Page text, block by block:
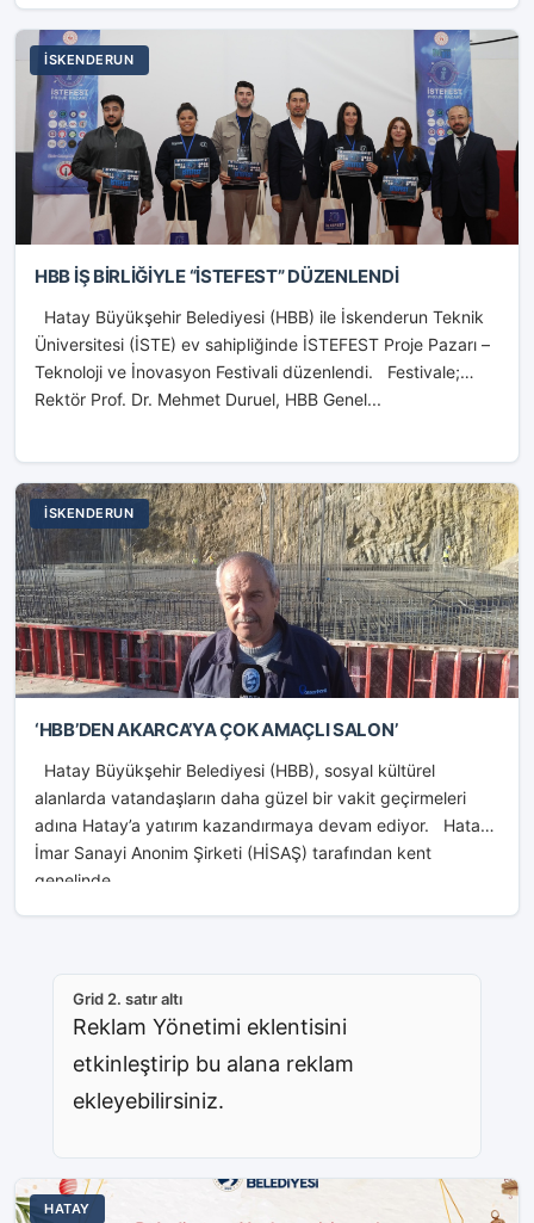
İSKENDERUN
HBB İŞ BİRLİĞİYLE “İSTEFEST” DÜZENLENDİ
Hatay Büyükşehir Belediyesi (HBB) ile İskenderun Teknik
Üniversitesi (İSTE) ev sahipliğinde İSTEFEST Proje Pazarı –
Teknoloji ve İnovasyon Festivali düzenlendi. Festivale;
Rektör Prof. Dr. Mehmet Duruel, HBB Genel...
İSKENDERUN
‘HBB’DEN AKARCA’YA ÇOK AMAÇLI SALON’
Hatay Büyükşehir Belediyesi (HBB), sosyal kültürel
alanlarda vatandaşların daha güzel bir vakit geçirmeleri
adına Hatay’a yatırım kazandırmaya devam ediyor. Hatay
İmar Sanayi Anonim Şirketi (HİSAŞ) tarafından kent
genelinde...
Grid 2. satır altı
Reklam Yönetimi eklentisini
etkinleştirip bu alana reklam
ekleyebilirsiniz.
HATAY